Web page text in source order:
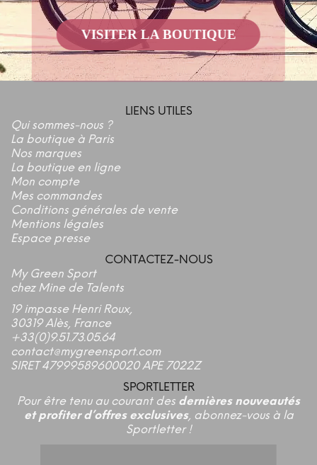
LIENS UTILES
Qui sommes-nous ?
La boutique à Paris
Nos marques
La boutique en ligne
Mon compte
Mes commandes
Conditions générales de vente
Mentions légales
Espace presse
CONTACTEZ-NOUS
My Green Sport
chez Mine de Talents
19 impasse Henri Roux,
30319 Alès, France
+33(0)9.51.73.05.64
contact@mygreensport.com
SIRET 47999589600020 APE 7022Z
SPORTLETTER
Pour être tenu au courant des dernières nouveautés
et profiter d’offres exclusives, abonnez-vous à la
Sportletter !
VISITER LA BOUTIQUE